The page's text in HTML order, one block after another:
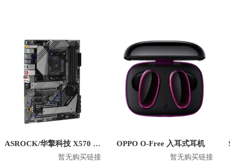
ASROCK/华擎科技 X570 Creator 主板
暂无购买链接
OPPO O-Free 入耳式耳机
暂无购买链接